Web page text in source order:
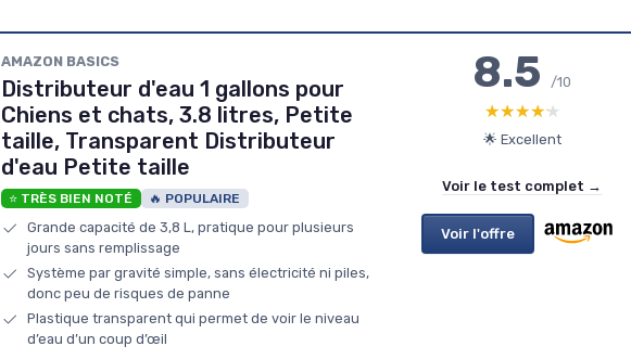
AMAZON BASICS
Distributeur d'eau 1 gallons pour
Chiens et chats, 3.8 litres, Petite
taille, Transparent Distributeur
d'eau Petite taille
⭐ TRÈS BIEN NOTÉ 🔥 POPULAIRE
Grande capacité de 3,8 L, pratique pour plusieurs
jours sans remplissage
Système par gravité simple, sans électricité ni piles,
donc peu de risques de panne
Plastique transparent qui permet de voir le niveau
d’eau d’un coup d’œil
8.5/10
★★★★★
★★★★★
🌟 Excellent
Voir le test complet →
Voir l'offre